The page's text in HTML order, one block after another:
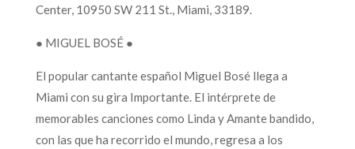
Center, 10950 SW 211 St., Miami, 33189.
● MIGUEL BOSÉ ●
El popular cantante español Miguel Bosé llega a
Miami con su gira Importante. El intérprete de
memorables canciones como Linda y Amante bandido,
con las que ha recorrido el mundo, regresa a los